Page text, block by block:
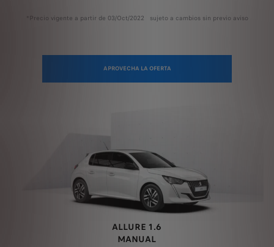
*Precio vigente a partir de 03/Oct/2022 sujeto a cambios sin previo aviso
APROVECHA LA OFERTA
ALLURE 1.6
MANUAL